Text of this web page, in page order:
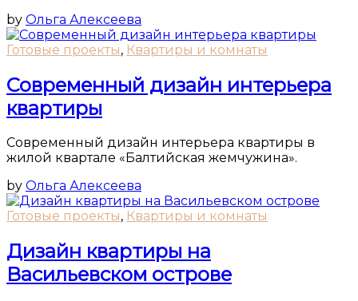
by Ольга Алексеева
Готовые проекты, Квартиры и комнаты
Современный дизайн интерьера
квартиры
Современный дизайн интерьера квартиры в
жилой квартале «Балтийская жемчужина».
by Ольга Алексеева
Готовые проекты, Квартиры и комнаты
Дизайн квартиры на
Васильевском острове